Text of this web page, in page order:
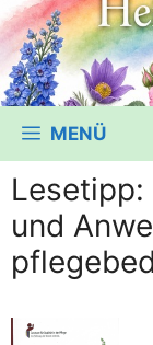
MENÜ
und